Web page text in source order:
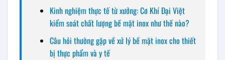
Kinh nghiệm thực tế từ xưởng: Cơ Khí Đại Việt
kiểm soát chất lượng bề mặt inox như thế nào?
Câu hỏi thường gặp về xử lý bề mặt inox cho thiết
bị thực phẩm và y tế